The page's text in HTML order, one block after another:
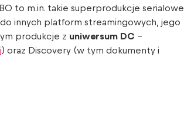
to m.in. takie superprodukcje serialowe
do innych platform streamingowych, jego
produkcje z uniwersum DC –
) oraz Discovery (w tym dokumenty i